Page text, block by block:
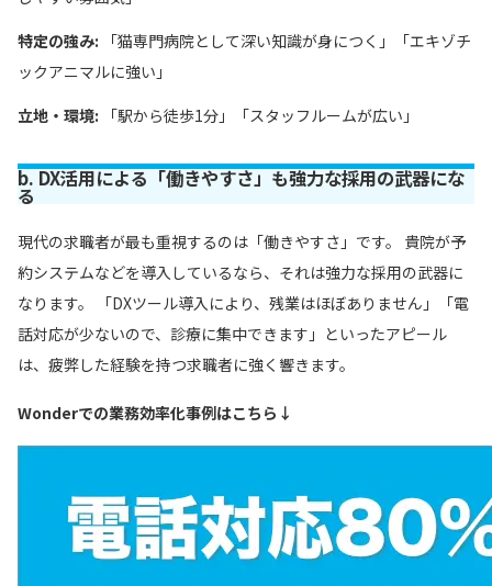
特定の強み: 「猫専門病院として深い知識が身につく」「エキゾチ
ックアニマルに強い」
立地・環境: 「駅から徒歩1分」「スタッフルームが広い」
b. DX活用による「働きやすさ」も強力な採用の武器にな
る
現代の求職者が最も重視するのは「働きやすさ」です。 貴院が予
約システムなどを導入しているなら、それは強力な採用の武器に
なります。 「DXツール導入により、残業はほぼありません」「電
話対応が少ないので、診療に集中できます」といったアピール
は、疲弊した経験を持つ求職者に強く響きます。
Wonderでの業務効率化事例はこちら ↓